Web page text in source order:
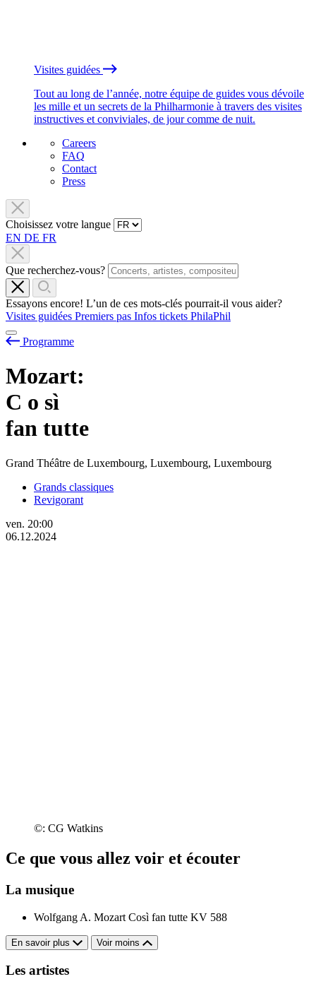
Visites guidées
Tout au long de l’année, notre équipe de guides vous dévoile
les mille et un secrets de la Philharmonie à travers des visites
instructives et conviviales, de jour comme de nuit.
Careers
FAQ
Contact
Press
Choisissez votre langue
EN DE FR
Que recherchez-vous?
Essayons encore! L’un de ces mots-clés pourrait-il vous aider?
Visites guidées Premiers pas Infos tickets PhilaPhil
Programme
Mozart:
C o sì
fan tutte
Grand Théâtre de Luxembourg, Luxembourg, Luxembourg
Grands classiques
Revigorant
ven. 20:00
06.12.2024
©: CG Watkins
Ce que vous allez voir et écouter
La musique
Wolfgang A. Mozart Così fan tutte KV 588
En savoir plus Voir moins
Les artistes